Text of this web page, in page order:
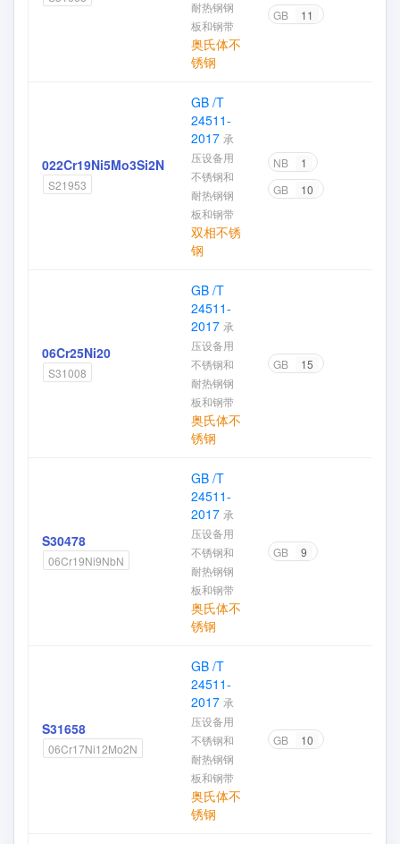
耐热钢钢
板和钢带
奥氏体不
锈钢
GB 11
022Cr19Ni5Mo3Si2N
S21953
GB /T
24511-
2017 承
压设备用
不锈钢和
耐热钢钢
板和钢带
双相不锈
钢
NB
1
GB
10
06Cr25Ni20
S31008
GB /T
24511-
2017 承
压设备用
不锈钢和
耐热钢钢
板和钢带
奥氏体不
锈钢
GB 15
S30478
06Cr19Ni9NbN
GB /T
24511-
2017 承
压设备用
不锈钢和
耐热钢钢
板和钢带
奥氏体不
锈钢
GB 9
S31658
06Cr17Ni12Mo2N
GB /T
24511-
2017 承
压设备用
不锈钢和
耐热钢钢
板和钢带
奥氏体不
锈钢
GB 10